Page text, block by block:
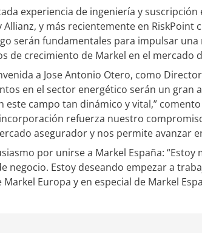
experiencia de ingeniería y
Allianz, y más recientemente en
serán fundamentales para impulsar
de crecimiento de Markel en el mercado
a Jose Antonio Otero, como
en el sector energético serán un
este campo tan dinámico y vital,”
incorporación refuerza nuestro
asegurador y nos permite avanzar
por unirse a Markel España:
negocio. Estoy deseando empezar a
Europa y en especial de Markel